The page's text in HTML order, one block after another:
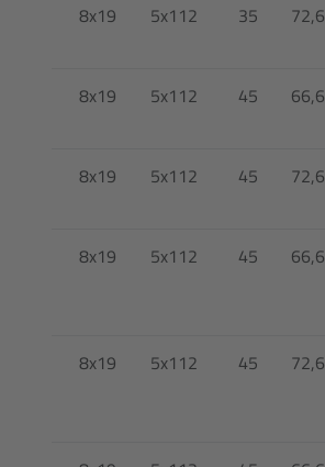
8x19 5x112 35 72,6
8x19 5x112 45 66,6
8x19 5x112 45 72,6
8x19 5x112 45 66,6
8x19 5x112 45 72,6